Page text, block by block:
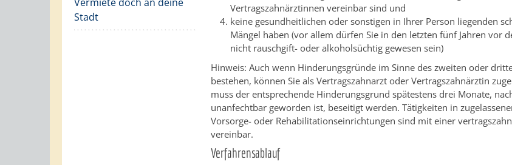
Stadt
Vertragszahnärztinnen vereinbar sind und
keine gesundheitlichen oder sonstigen in Ihrer Person liegenden
Mängel haben (vor allem dürfen Sie in den letzten fünf Jahren vor
nicht rauschgift- oder alkoholsüchtig gewesen sein)
Hinweis: Auch wenn Hinderungsgründe im Sinne des zweiten oder
bestehen, können Sie als Vertragszahnarzt oder Vertragszahnärztin
muss der entsprechende Hinderungsgrund spätestens drei Monate,
unanfechtbar geworden ist, beseitigt werden. Tätigkeiten in
Vorsorge- oder Rehabilitationseinrichtungen sind mit einer
vereinbar.
Verfahrensablauf